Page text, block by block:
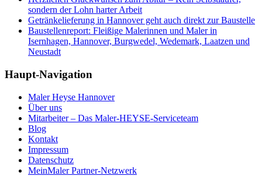
sondern der Lohn harter Arbeit
Getränkelieferung in Hannover geht auch direkt zur Baustelle
Baustellenreport: Fleißige Malerinnen und Maler in
Isernhagen, Hannover, Burgwedel, Wedemark, Laatzen und
Neustadt
Haupt-Navigation
Maler Heyse Hannover
Über uns
Mitarbeiter – Das Maler-HEYSE-Serviceteam
Blog
Kontakt
Impressum
Datenschutz
MeinMaler Partner-Netzwerk